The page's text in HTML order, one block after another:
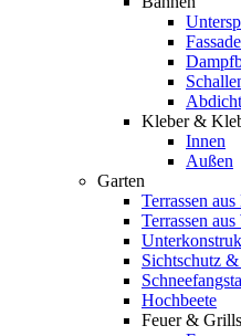
Kleber &
Innen
Außen
Garten
Terrassen
Terrassen
Sichtschutz
Hochbeete
Feuer & Grills